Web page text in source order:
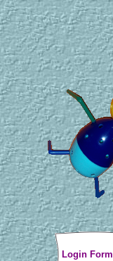
Login Form